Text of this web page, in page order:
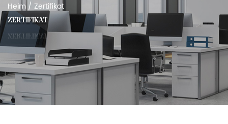
Heim / Zertifikat
ZERTIFIKAT